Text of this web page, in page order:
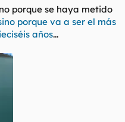
porque se haya metido
porque va a ser el más
años...